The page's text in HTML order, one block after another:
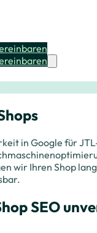
in Google für
wir Ihren Shop
SEO